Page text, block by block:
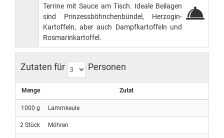
Terrine mit Sauce am Tisch. Ideale Beilagen
sind Prinzessböhnchenbündel, Herzogin-
Kartoffeln, aber auch Dampfkartoffeln und
Rosmarinkartoffel.
Zutaten für Personen
Menge Zutat
1000 g Lammkeule
2 Stück Möhren